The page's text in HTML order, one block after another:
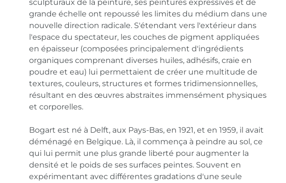
sculpturaux de la peinture, ses peintures expressives et de
grande échelle ont repoussé les limites du médium dans une
nouvelle direction radicale. S'étendant vers l'extérieur dans
l'espace du spectateur, les couches de pigment appliquées
en épaisseur (composées principalement d'ingrédients
organiques comprenant diverses huiles, adhésifs, craie en
poudre et eau) lui permettaient de créer une multitude de
textures, couleurs, structures et formes tridimensionnelles,
résultant en des œuvres abstraites immensément physiques
et corporelles.
Bogart est né à Delft, aux Pays-Bas, en 1921, et en 1959, il avait
déménagé en Belgique. Là, il commença à peindre au sol, ce
qui lui permit une plus grande liberté pour augmenter la
densité et le poids de ses surfaces peintes. Souvent en
expérimentant avec différentes gradations d'une seule